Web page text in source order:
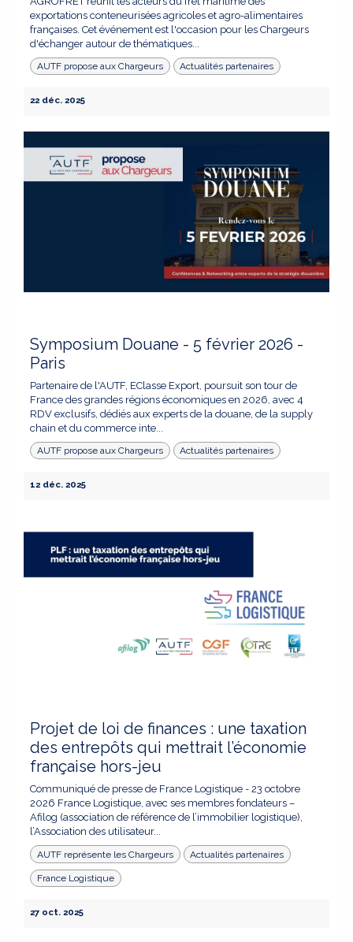
exportations conteneurisées agricoles et agro-alimentaires
françaises. Cet événement est l'occasion pour les Chargeurs
d'échanger autour de thématiques...
AUTF propose aux Chargeurs Actualités partenaires
22 déc. 2025
Symposium Douane - 5 février 2026 -
Paris
Partenaire de l'AUTF, EClasse Export, poursuit son tour de
France des grandes régions économiques en 2026, avec 4
RDV exclusifs, dédiés aux experts de la douane, de la supply
chain et du commerce inte...
AUTF propose aux Chargeurs Actualités partenaires
12 déc. 2025
Projet de loi de finances : une taxation
des entrepôts qui mettrait l’économie
française hors-jeu
Communiqué de presse de France Logistique - 23 octobre
2026 France Logistique, avec ses membres fondateurs –
Afilog (association de référence de l’immobilier logistique),
l’Association des utilisateur...
AUTF représente les Chargeurs Actualités partenaires
France Logistique
27 oct. 2025